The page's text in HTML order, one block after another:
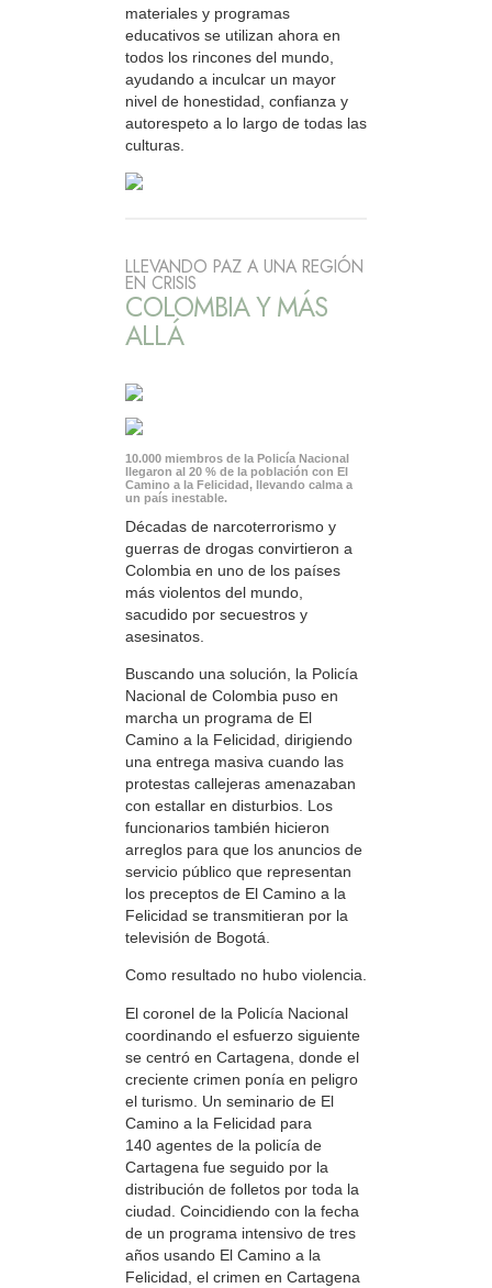
materiales y programas
educativos se utilizan ahora en
todos los rincones del mundo,
ayudando a inculcar un mayor
nivel de honestidad, confianza y
autorespeto a lo largo de todas las
culturas.
LLEVANDO PAZ A UNA REGIÓN
EN CRISIS
COLOMBIA Y MÁS
ALLÁ
10.000 miembros de la Policía Nacional
llegaron al 20 % de la población con El
Camino a la Felicidad, llevando calma a
un país inestable.
Décadas de narcoterrorismo y
guerras de drogas convirtieron a
Colombia en uno de los países
más violentos del mundo,
sacudido por secuestros y
asesinatos.
Buscando una solución, la Policía
Nacional de Colombia puso en
marcha un programa de El
Camino a la Felicidad, dirigiendo
una entrega masiva cuando las
protestas callejeras amenazaban
con estallar en disturbios. Los
funcionarios también hicieron
arreglos para que los anuncios de
servicio público que representan
los preceptos de El Camino a la
Felicidad se transmitieran por la
televisión de Bogotá.
Como resultado no hubo violencia.
El coronel de la Policía Nacional
coordinando el esfuerzo siguiente
se centró en Cartagena, donde el
creciente crimen ponía en peligro
el turismo. Un seminario de El
Camino a la Felicidad para
140 agentes de la policía de
Cartagena fue seguido por la
distribución de folletos por toda la
ciudad. Coincidiendo con la fecha
de un programa intensivo de tres
años usando El Camino a la
Felicidad, el crimen en Cartagena